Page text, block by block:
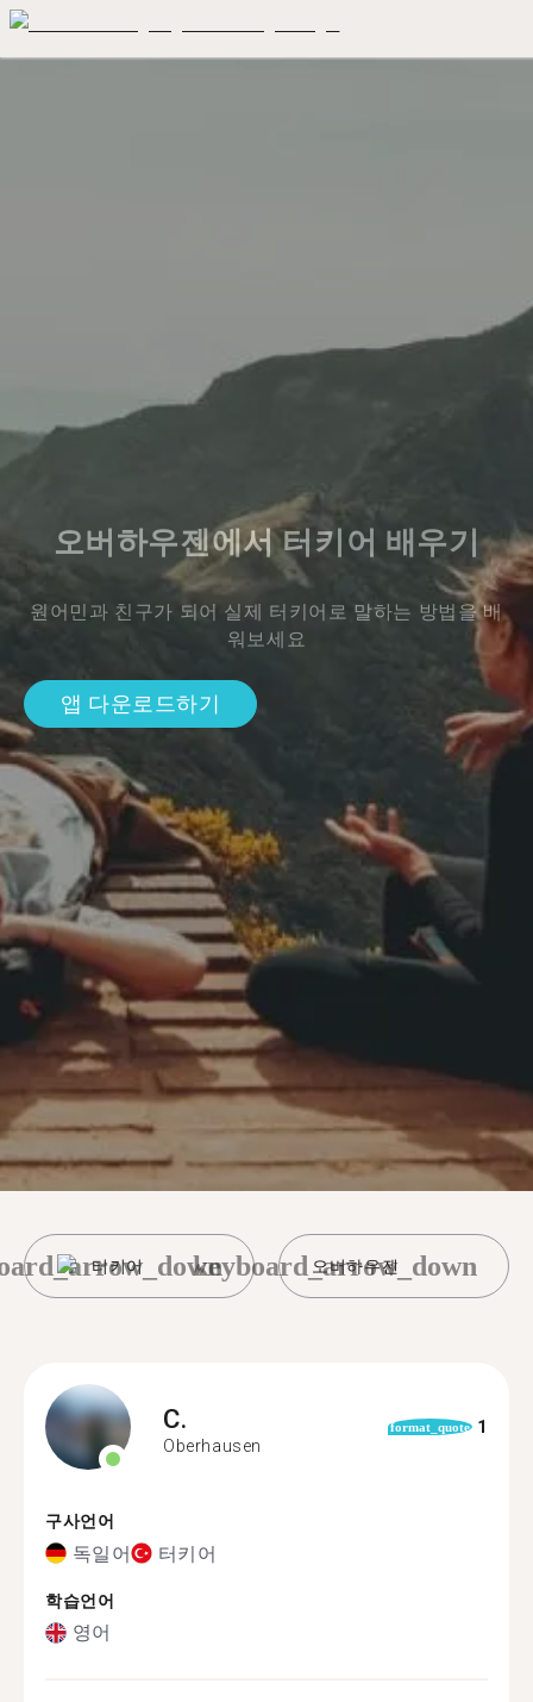
오버하우젠에서 터키어 배우기
원어민과 친구가 되어 실제 터키어로 말하는 방법을 배
워보세요
앱 다운로드하기
터키어 오버하우젠
keyboard_arrow_down
C.
Oberhausen
format_quote 1
구사언어
독일어 터키어
학습언어
영어